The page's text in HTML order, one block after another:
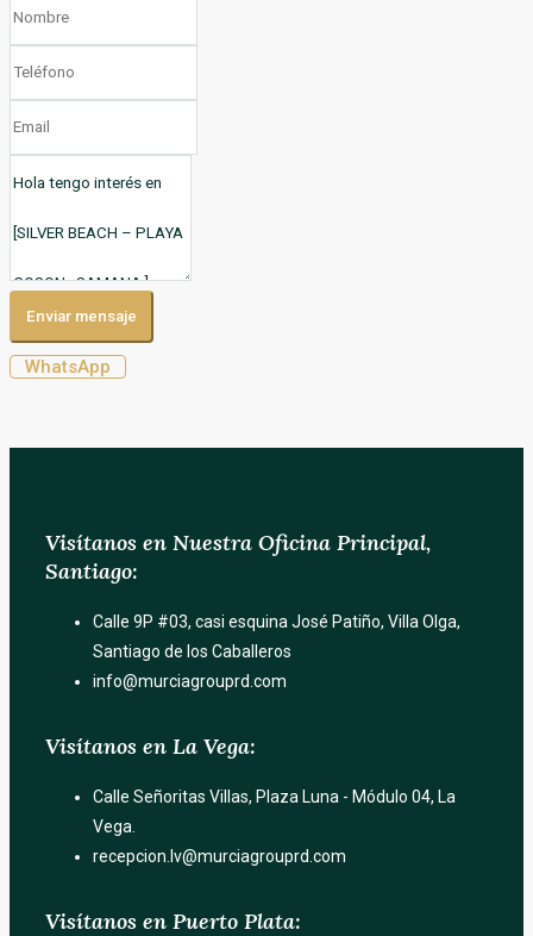
Enviar mensaje
WhatsApp
Visítanos en Nuestra Oficina Principal,
Santiago:
Calle 9P #03, casi esquina José Patiño, Villa Olga,
Santiago de los Caballeros
info@murciagrouprd.com
Visítanos en La Vega:
Calle Señoritas Villas, Plaza Luna - Módulo 04, La
Vega.
recepcion.lv@murciagrouprd.com
Visítanos en Puerto Plata: